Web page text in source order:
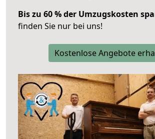
Bis zu 60 % der Umzugskosten
finden Sie nur bei uns!
Kostenlose Angebote